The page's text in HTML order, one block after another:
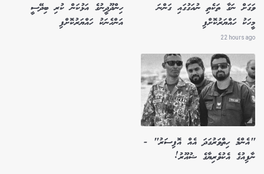
ވަގަށް ނަގާ ތަކެތި ނުއަގުގައި ގަންނަ
މީހަކު ހައްޔަރުކޮށްފި
22 hours ago
ހިންދޫދީނުގެ އަޅުކަން ކުރި ބިދޭސީ
އަންހެނަކު ހައްޔަރުކޮށްފި
"އެންމެ ހިތްވަރުގަދަ އެއް އޮފިސަރު" -
ނާފިއުގެ އެކުވެރިޔާގެ ޝުއޫރު!